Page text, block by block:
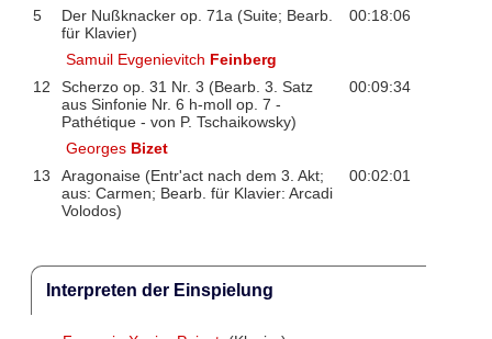
5
Der Nußknacker op. 71a (Suite; Bearb.
für Klavier)
00:18:06
Samuil Evgenievitch Feinberg
12
Scherzo op. 31 Nr. 3 (Bearb. 3. Satz
aus Sinfonie Nr. 6 h-moll op. 7 -
Pathétique - von P. Tschaikowsky)
00:09:34
Georges Bizet
13
Aragonaise (Entr'act nach dem 3. Akt;
aus: Carmen; Bearb. für Klavier: Arcadi
Volodos)
00:02:01
Interpreten der Einspielung